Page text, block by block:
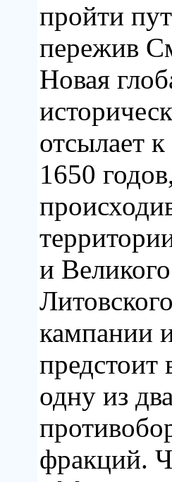
пройти
пережив
Новая
отсылает
1650
и
кампании
предстоит
одну из
фракций.